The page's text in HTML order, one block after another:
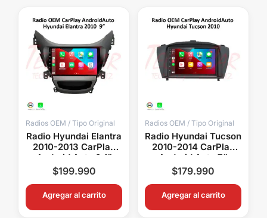
Radios OEM / Tipo Original
Radio Hyundai Elantra
2010-2013 CarPlay
Android Auto 9.1”
Pantalla OEM
Bluetooth GPS WiFi
$199.990
Agregar al carrito
Radios OEM / Tipo Original
Radio Hyundai Tucson
2010-2014 CarPlay
Android Auto 7”
Pantalla OEM
Bluetooth GPS WiFi
$179.990
Agregar al carrito